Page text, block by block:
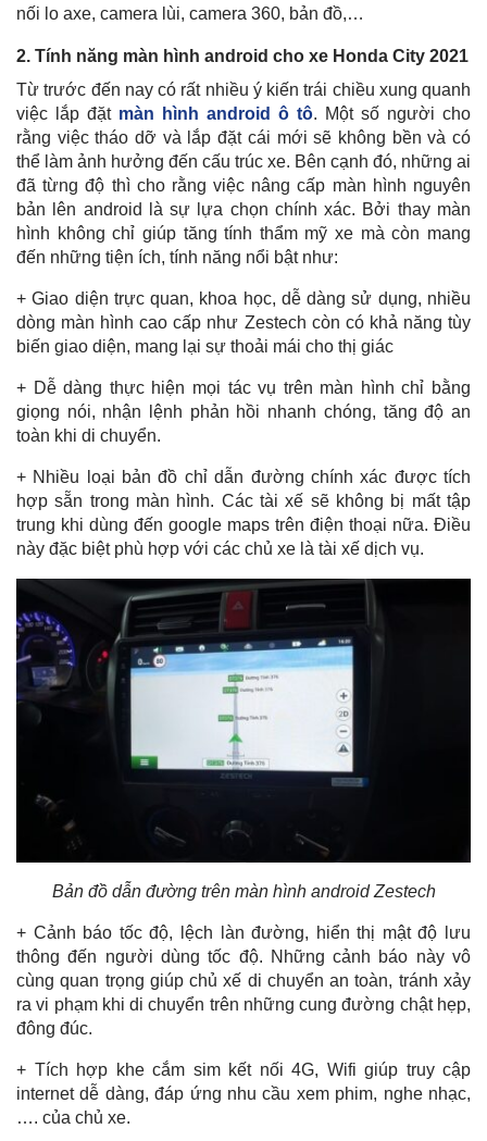
nối lo axe, camera lùi, camera 360, bản đồ,…
2. Tính năng màn hình android cho xe Honda City 2021
Từ trước đến nay có rất nhiều ý kiến trái chiều xung quanh
việc lắp đặt màn hình android ô tô. Một số người cho
rằng việc tháo dỡ và lắp đặt cái mới sẽ không bền và có
thể làm ảnh hưởng đến cấu trúc xe. Bên cạnh đó, những ai
đã từng độ thì cho rằng việc nâng cấp màn hình nguyên
bản lên android là sự lựa chọn chính xác. Bởi thay màn
hình không chỉ giúp tăng tính thẩm mỹ xe mà còn mang
đến những tiện ích, tính năng nổi bật như:
+ Giao diện trực quan, khoa học, dễ dàng sử dụng, nhiều
dòng màn hình cao cấp như Zestech còn có khả năng tùy
biến giao diện, mang lại sự thoải mái cho thị giác
+ Dễ dàng thực hiện mọi tác vụ trên màn hình chỉ bằng
giọng nói, nhận lệnh phản hồi nhanh chóng, tăng độ an
toàn khi di chuyển.
+ Nhiều loại bản đồ chỉ dẫn đường chính xác được tích
hợp sẵn trong màn hình. Các tài xế sẽ không bị mất tập
trung khi dùng đến google maps trên điện thoại nữa. Điều
này đặc biệt phù hợp với các chủ xe là tài xế dịch vụ.
Bản đồ dẫn đường trên màn hình android Zestech
+ Cảnh báo tốc độ, lệch làn đường, hiển thị mật độ lưu
thông đến người dùng tốc độ. Những cảnh báo này vô
cùng quan trọng giúp chủ xế di chuyển an toàn, tránh xảy
ra vi phạm khi di chuyển trên những cung đường chật hẹp,
đông đúc.
+ Tích hợp khe cắm sim kết nối 4G, Wifi giúp truy cập
internet dễ dàng, đáp ứng nhu cầu xem phim, nghe nhạc,
…. của chủ xe.